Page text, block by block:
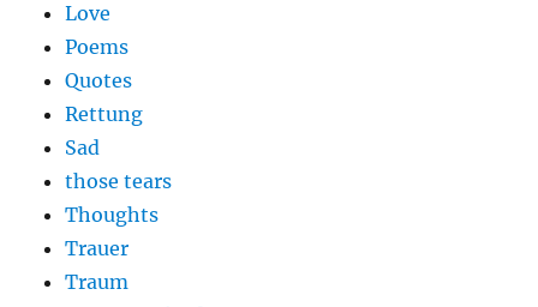
Love
Poems
Quotes
Rettung
Sad
those tears
Thoughts
Trauer
Traum